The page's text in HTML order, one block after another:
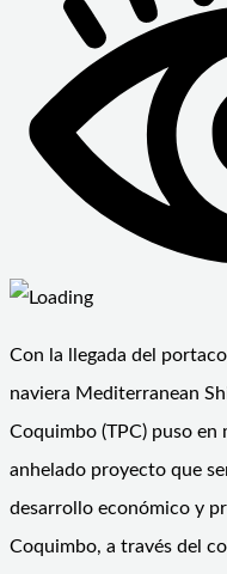
Con la llegada del
naviera Mediterranean
Coquimbo (TPC) puso
anhelado proyecto que
desarrollo económico y
Coquimbo, a través del